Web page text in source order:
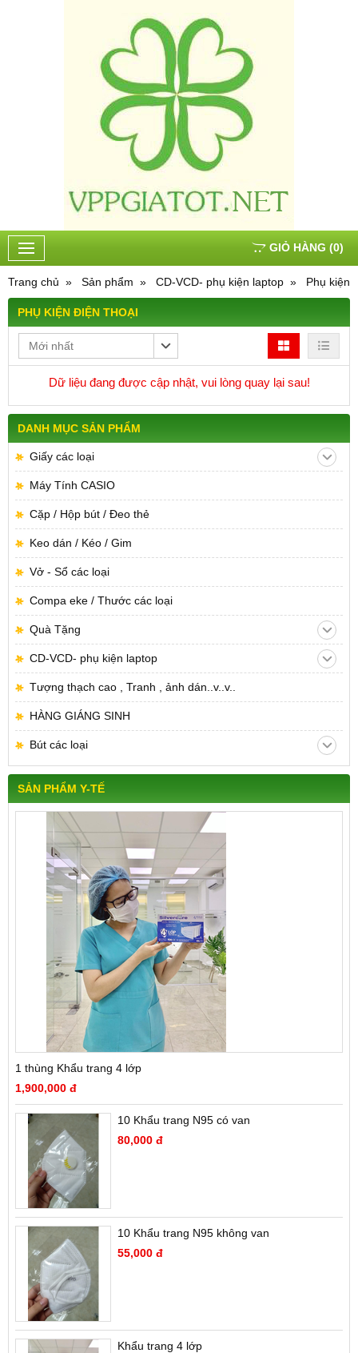
GIỎ HÀNG (0)
Trang chủ Sản phẩm CD-VCD- phụ kiện laptop Phụ kiện
DANH MỤC SẢN PHẨM
Giấy các loại
Máy Tính CASIO
Cặp / Hộp bút / Đeo thẻ
Keo dán / Kéo / Gim
Vở - Sổ các loại
Compa eke / Thước các loại
Quà Tặng
CD-VCD- phụ kiện laptop
Tượng thạch cao , Tranh , ảnh dán..v..v..
HÀNG GIÁNG SINH
Bút các loại
SẢN PHẨM Y-TẾ
1 thùng Khẩu trang 4 lớp
1,900,000 đ
10 Khẩu trang N95 có van
80,000 đ
10 Khẩu trang N95 không van
55,000 đ
Khẩu trang 4 lớp
PHỤ KIỆN ĐIỆN THOẠI
Mới nhất
Dữ liệu đang được cập nhật, vui lòng quay lại sau!